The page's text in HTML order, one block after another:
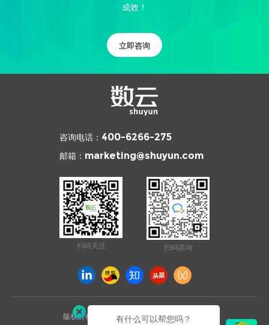
成效！
立即咨询
咨询电话： 400-6266-275
邮箱： marketing@shuyun.com
扫码关注 扫码咨询
版权所有 © 2026 杭州数云信息技术有限公司
有什么可以帮您吗？